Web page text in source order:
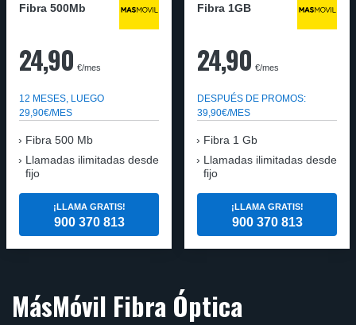
Fibra 500Mb
24,90 €/mes
12 MESES, LUEGO
29,90€/MES
Fibra 500 Mb
Llamadas ilimitadas desde
fijo
¡LLAMA GRATIS!
900 370 813
Fibra 1GB
24,90 €/mes
DESPUÉS DE PROMOS:
39,90€/MES
Fibra 1 Gb
Llamadas ilimitadas desde
fijo
¡LLAMA GRATIS!
900 370 813
MásMóvil Fibra Óptica